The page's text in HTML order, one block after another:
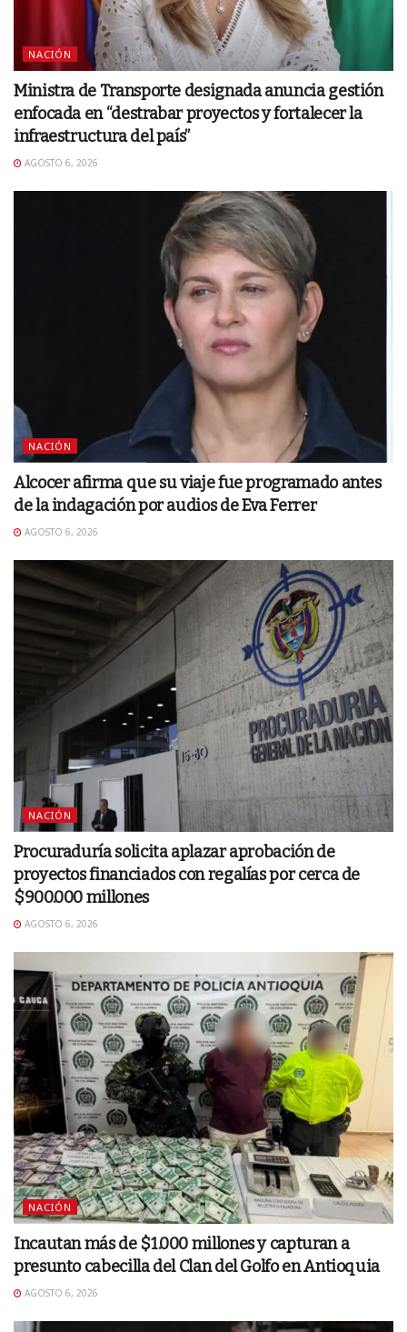
NACIÓN
Ministra de Transporte designada anuncia gestión
enfocada en “destrabar proyectos y fortalecer la
infraestructura del país”
AGOSTO 6, 2026
NACIÓN
Alcocer afirma que su viaje fue programado antes
de la indagación por audios de Eva Ferrer
AGOSTO 6, 2026
NACIÓN
Procuraduría solicita aplazar aprobación de
proyectos financiados con regalías por cerca de
$900.000 millones
AGOSTO 6, 2026
NACIÓN
Incautan más de $1.000 millones y capturan a
presunto cabecilla del Clan del Golfo en Antioquia
AGOSTO 6, 2026